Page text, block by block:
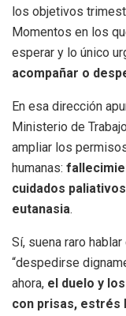
los objetivos
Momentos en los
esperar y lo único
acompañar o
En esa dirección
Ministerio de
ampliar los
humanas:
cuidados
eutanasia.
Sí, suena raro
“despedirse
ahora, el duelo y
con prisas, estrés